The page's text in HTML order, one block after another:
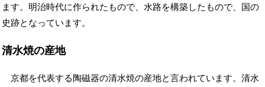
ます。明治時代に作られたもので、水路を構築したもので、国の
史跡となっています。
清水焼の産地
京都を代表する陶磁器の清水焼の産地と言われています。清水